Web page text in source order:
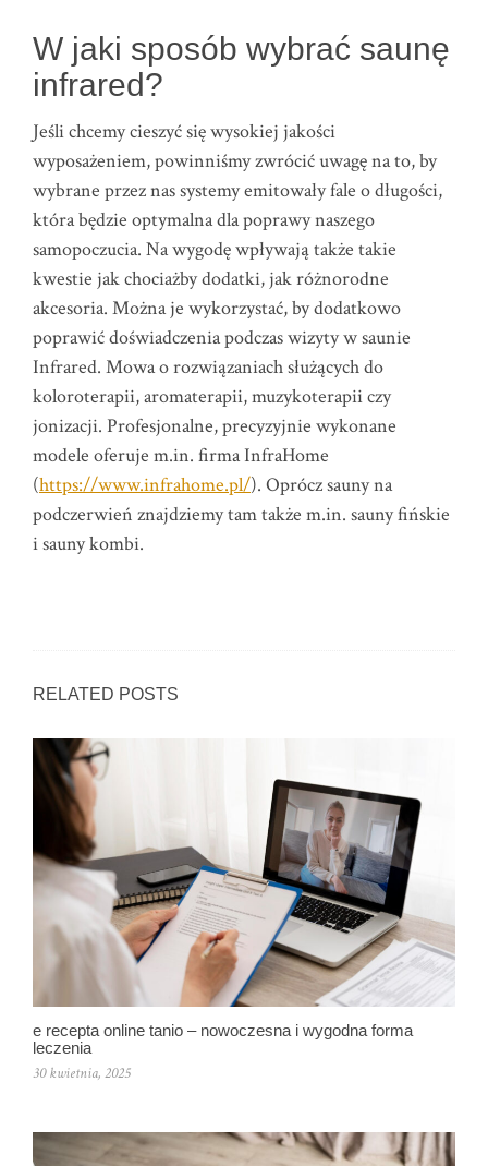
W jaki sposób wybrać saunę
infrared?
Jeśli chcemy cieszyć się wysokiej jakości
wyposażeniem, powinniśmy zwrócić uwagę na to, by
wybrane przez nas systemy emitowały fale o długości,
która będzie optymalna dla poprawy naszego
samopoczucia. Na wygodę wpływają także takie
kwestie jak chociażby dodatki, jak różnorodne
akcesoria. Można je wykorzystać, by dodatkowo
poprawić doświadczenia podczas wizyty w saunie
Infrared. Mowa o rozwiązaniach służących do
koloroterapii, aromaterapii, muzykoterapii czy
jonizacji. Profesjonalne, precyzyjnie wykonane
modele oferuje m.in. firma InfraHome
(https://www.infrahome.pl/). Oprócz sauny na
podczerwień znajdziemy tam także m.in. sauny fińskie
i sauny kombi.
RELATED POSTS
e recepta online tanio – nowoczesna i wygodna forma
leczenia
30 kwietnia, 2025